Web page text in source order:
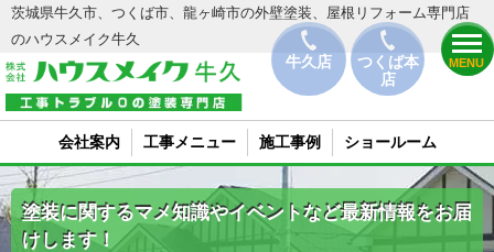
牛久店
つくば本
店
MENU
茨城県牛久市、つくば市、龍ヶ崎市の外壁塗装、屋根リフォーム専門店
のハウスメイク牛久
会社案内 工事メニュー 施工事例 ショールーム
塗装に関するマメ知識やイベントなど最新情報をお届
けします！